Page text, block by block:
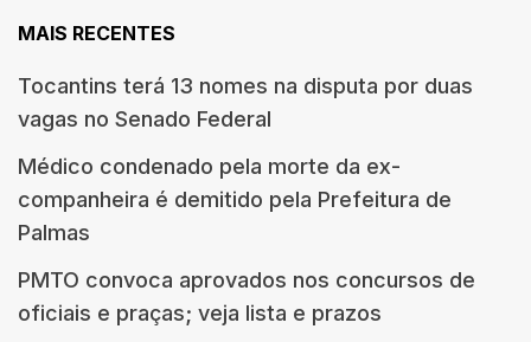
MAIS RECENTES
Tocantins terá 13 nomes na disputa por duas
vagas no Senado Federal
Médico condenado pela morte da ex-
companheira é demitido pela Prefeitura de
Palmas
PMTO convoca aprovados nos concursos de
oficiais e praças; veja lista e prazos